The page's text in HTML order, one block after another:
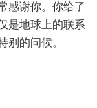
感谢你。你给了
是地球上的联系
别的问候。